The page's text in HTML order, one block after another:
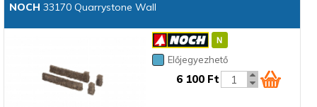
NOCH 33170 Quarrystone Wall
Előjegyezhető
6 100 Ft